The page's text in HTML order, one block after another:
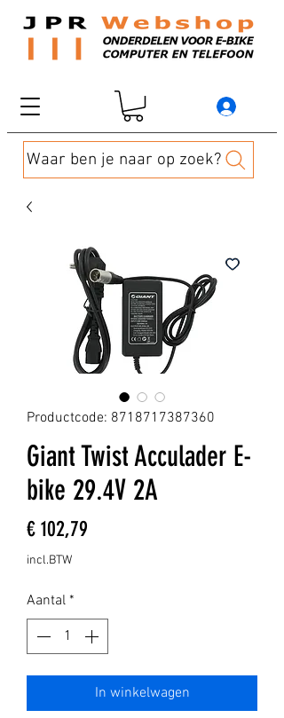
Waar ben je naar op zoek?
Productcode: 8718717387360
Giant Twist Acculader E-
bike 29.4V 2A
€ 102,79
incl.BTW
Aantal *
In winkelwagen